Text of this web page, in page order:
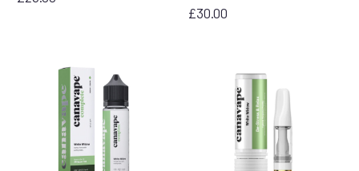
£30.00